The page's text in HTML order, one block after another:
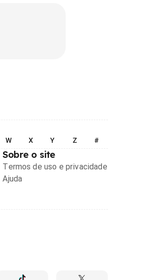
W X Y Z #
Sobre o site
Termos de uso e privacidade
Ajuda